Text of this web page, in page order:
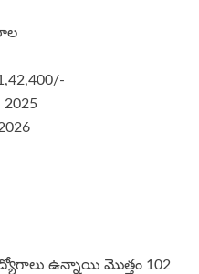
2025
ఉన్నాయి మొత్తం 102